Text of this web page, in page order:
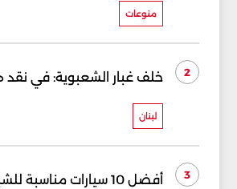
منوعات
2 خلف غبار الشعبوية: في
لبنان
3 أفضل 10 سيارات مناسبة للشباب